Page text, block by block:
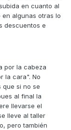
en cuanto al
algunas otras lo
descuentos e
por la cabeza
la cara". No
que si no se
al final la
llevarse el
lleve al taller
pero también